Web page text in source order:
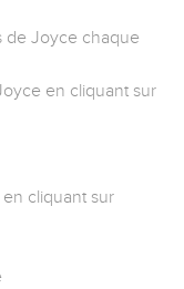
de Joyce chaque
en cliquant sur
cliquant sur